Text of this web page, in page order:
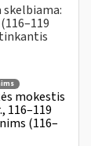
skelbiama:
(116–119
mokestis
116–119
(116–